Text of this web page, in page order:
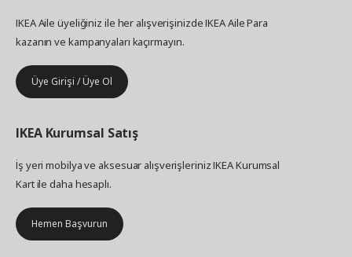
IKEA Aile üyeliğiniz ile her alışverişinizde IKEA Aile Para
kazanın ve kampanyaları kaçırmayın.
Üye Girişi / Üye Ol
IKEA Kurumsal Satış
İş yeri mobilya ve aksesuar alışverişleriniz IKEA Kurumsal
Kart ile daha hesaplı.
Hemen Başvurun